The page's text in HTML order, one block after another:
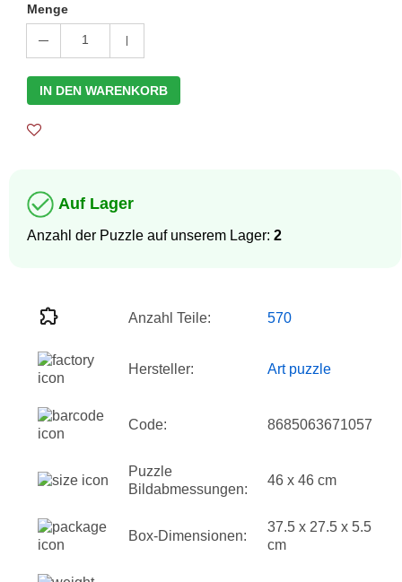
Menge
1
IN DEN WARENKORB
Auf Lager
Anzahl der Puzzle auf unserem Lager: 2
Anzahl Teile: 570
Hersteller: Art puzzle
Code: 8685063671057
Puzzle
Bildabmessungen:
46 x 46 cm
Box-Dimensionen:
37.5 x 27.5 x 5.5
cm